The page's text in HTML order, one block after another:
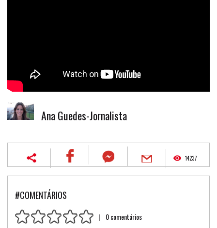
Ana Guedes-Jornalista
14237
#COMENTÁRIOS
| 0 comentários